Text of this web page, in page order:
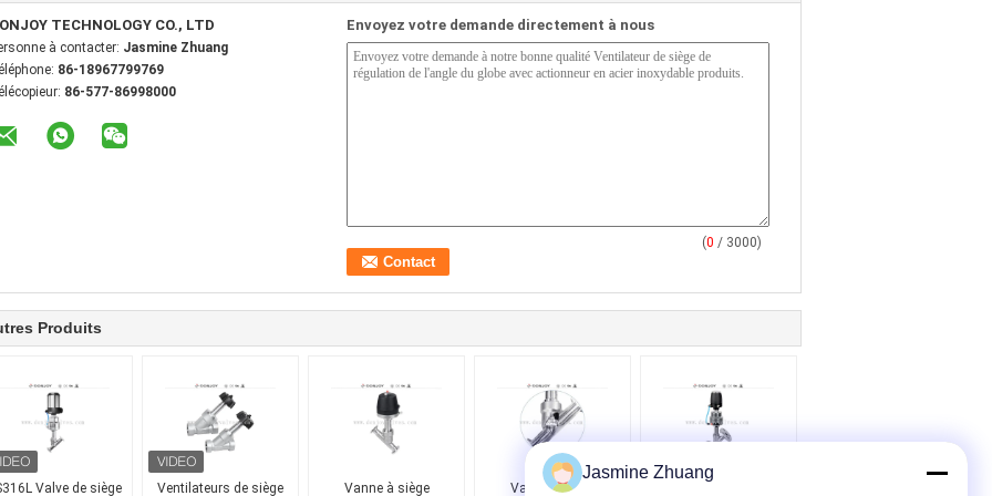
TECHNOLOGY CO., LTD
à contacter: Jasmine Zhuang
86-18967799769
86-577-86998000
Envoyez votre demande directement à nous
(0 / 3000)
Produits
Valve de siège
Ventilateurs de siège
Vanne à siège
Vanne à siège
Jasmine Zhuang